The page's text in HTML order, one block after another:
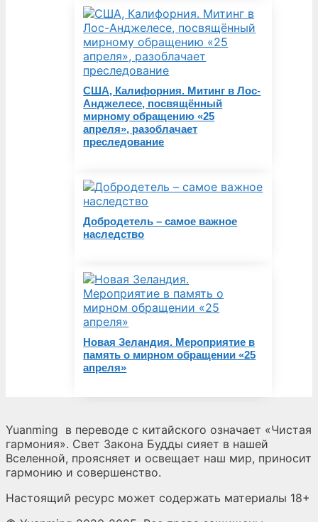
США, Калифорния. Митинг в Лос-
Анджелесе, посвящённый
мирному обращению «25
апреля», разоблачает
преследование
Добродетель – самое важное
наследство
Новая Зеландия. Мероприятие в
память о мирном обращении «25
апреля»
Yuanming в переводе с китайского означает «Чистая
гармония». Свет Закона Будды сияет в нашей
Вселенной, проясняет и освещает наш мир, приносит
гармонию и совершенство.
Настоящий ресурс может содержать материалы 18+